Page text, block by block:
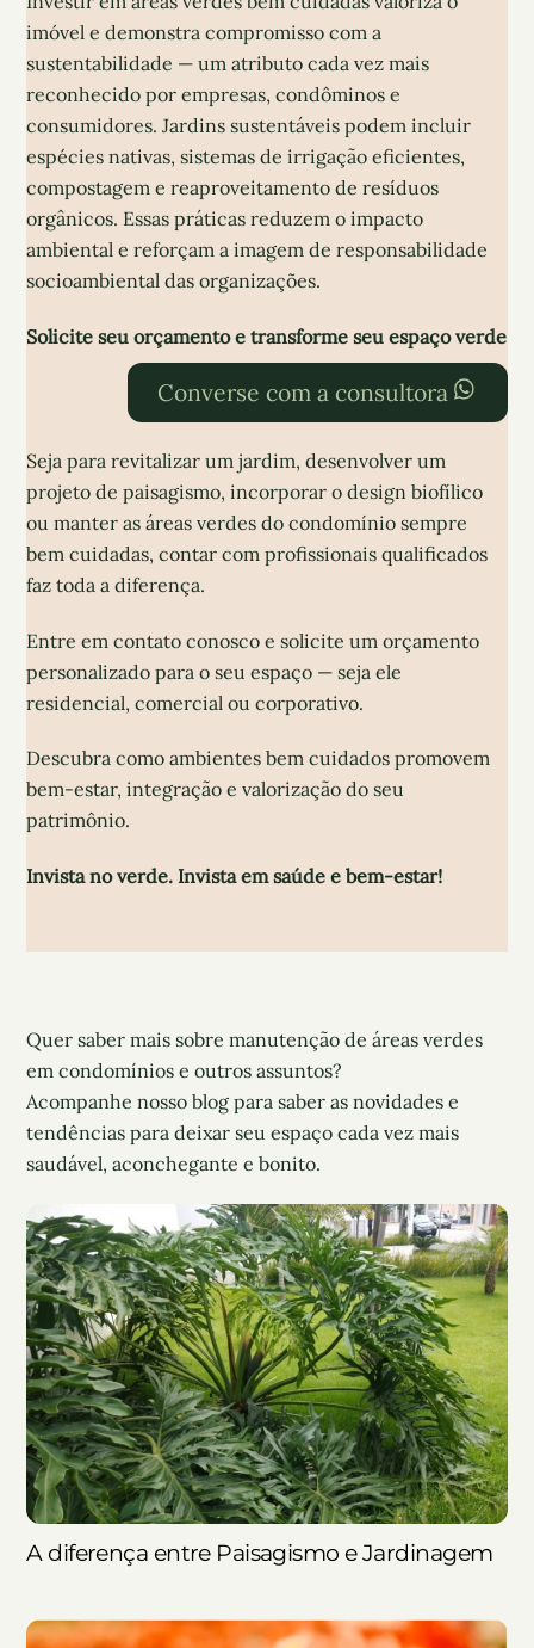
imóvel e demonstra compromisso com a
sustentabilidade — um atributo cada vez mais
reconhecido por empresas, condôminos e
consumidores. Jardins sustentáveis podem incluir
espécies nativas, sistemas de irrigação eficientes,
compostagem e reaproveitamento de resíduos
orgânicos. Essas práticas reduzem o impacto
ambiental e reforçam a imagem de responsabilidade
socioambiental das organizações.
Solicite seu orçamento e transforme seu espaço verde
Converse com a consultora
Seja para revitalizar um jardim, desenvolver um
projeto de paisagismo, incorporar o design biofílico
ou manter as áreas verdes do condomínio sempre
bem cuidadas, contar com profissionais qualificados
faz toda a diferença.
Entre em contato conosco e solicite um orçamento
personalizado para o seu espaço — seja ele
residencial, comercial ou corporativo.
Descubra como ambientes bem cuidados promovem
bem-estar, integração e valorização do seu
patrimônio.
Invista no verde. Invista em saúde e bem-estar!
Quer saber mais sobre manutenção de áreas verdes
em condomínios e outros assuntos?
Acompanhe nosso blog para saber as novidades e
tendências para deixar seu espaço cada vez mais
saudável, aconchegante e bonito.
A diferença entre Paisagismo e Jardinagem